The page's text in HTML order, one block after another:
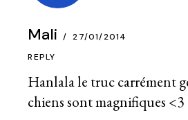
Mali 27/01/2014
Hanlala le truc carrément
chiens sont magnifiques <3
REPLY